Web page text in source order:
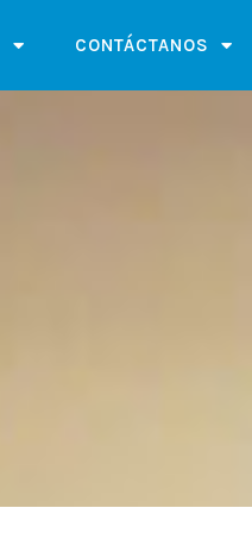
CONTÁCTANOS